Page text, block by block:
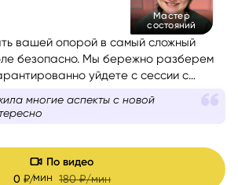
Мастер
состояний
вашей опорой в самый сложный
безопасно. Мы бережно разберем
уйдете с сессии с
и верой в себя. Я таролог
жизненным опытом. Мой подход
причины и возможные варианты
могли опереться на это в своих
через оценки «правильно/
многие аспекты с новой
По видео
0 ₽/мин180 ₽/мин